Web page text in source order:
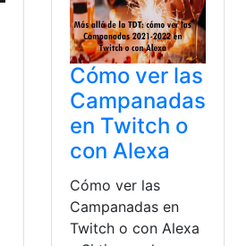
Cómo ver las
Campanadas
en Twitch o
con Alexa
Cómo ver las
Campanadas en
Twitch o con Alexa